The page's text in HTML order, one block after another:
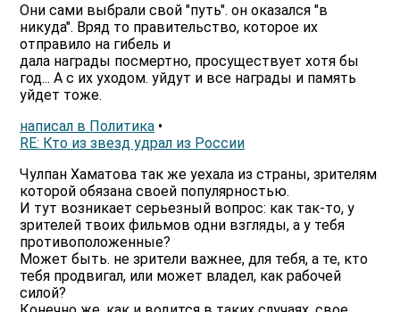
Они сами выбрали свой "путь". он оказался "в
никуда". Вряд то правительство, которое их
отправило на гибель и
дала награды посмертно, просуществует хотя бы
год... А с их уходом. уйдут и все награды и память
уйдет тоже.
написал в Политика •
RE: Кто из звезд удрал из России
Чулпан Хаматова так же уехала из страны, зрителям
которой обязана своей популярностью.
И тут возникает серьезный вопрос: как так-то, у
зрителей твоих фильмов одни взгляды, а у тебя
противоположенные?
Может быть. не зрители важнее, для тебя, а те, кто
тебя продвигал, или может владел, как рабочей
силой?